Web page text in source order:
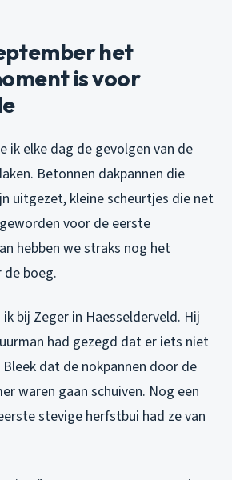
het
is voor
ik elke dag de gevolgen van de
Betonnen dakpannen die
uitgezet, kleine scheurtjes die net
voor de eerste
hebben we straks nog het
boeg.
bij Zeger in Haesselderveld. Hij
had gezegd dat er iets niet
Bleek dat de nokpannen door de
waren gaan schuiven. Nog een
stevige herfstbui had ze van